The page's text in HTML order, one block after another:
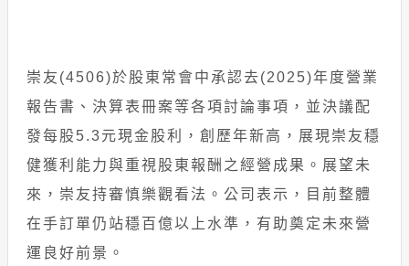
崇友(4506)於股東常會中承認去(2025)年度營業
報告書、決算表冊案等各項討論事項，並決議配
發每股5.3元現金股利，創歷年新高，展現崇友穩
健獲利能力與重視股東報酬之經營成果。展望未
來，崇友持審慎樂觀看法。公司表示，目前整體
在手訂單仍站穩百億以上水準，有助奠定未來營
運良好前景。